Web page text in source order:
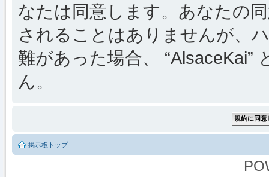
なたは同意します。あなたの
されることはありませんが、
難があった場合、 “AlsaceKai”
ん。
掲示板トップ